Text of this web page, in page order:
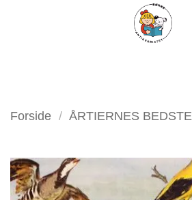
FILTER
Forside / ÅRTIERNES BEDSTE